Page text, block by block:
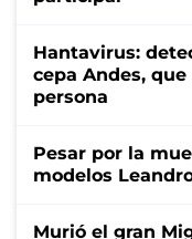
Hantavirus:
cepa Andes,
persona
Pesar por la
modelos
Murió el gran